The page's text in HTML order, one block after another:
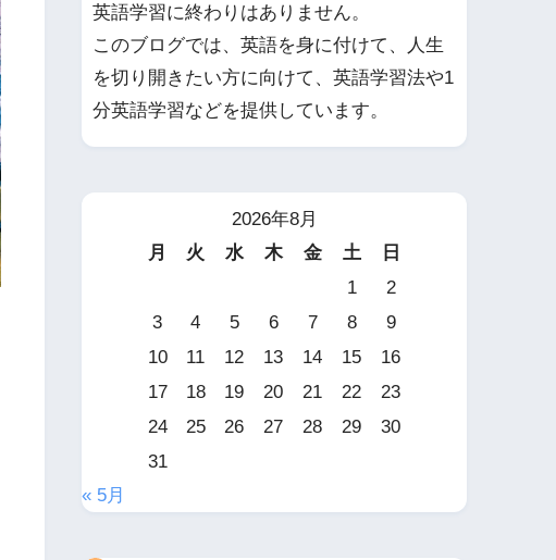
英語学習に終わりはありません。
このブログでは、英語を身に付けて、人生
を切り開きたい方に向けて、英語学習法や1
分英語学習などを提供しています。
2026年8月
月
火 水 木 金 土
日
1
2
3
4 5 6 7 8
9
10
11 12 13 14 15
16
17
18 19 20 21 22
23
24
25 26 27 28 29
30
31
« 5月